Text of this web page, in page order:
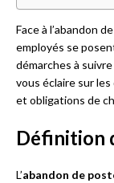
Face à l’abandon
employés se
démarches à
vous éclaire sur
et obligations de
Définition
L’abandon de